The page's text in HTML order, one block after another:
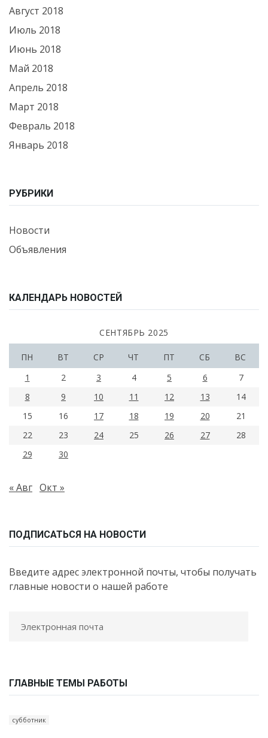
Август 2018
Июль 2018
Июнь 2018
Май 2018
Апрель 2018
Март 2018
Февраль 2018
Январь 2018
РУБРИКИ
Новости
Объявления
КАЛЕНДАРЬ НОВОСТЕЙ
СЕНТЯБРЬ 2025
ПН ВТ СР ЧТ ПТ СБ
ВС
1
2 3 4 5 6
7
8
9 10 11 12 13
14
15
16 17 18 19 20
21
22
23 24 25 26 27
28
29
30
« Авг Окт »
ПОДПИСАТЬСЯ НА НОВОСТИ
Введите адрес электронной почты, чтобы получать
главные новости о нашей работе
ГЛАВНЫЕ ТЕМЫ РАБОТЫ
субботник